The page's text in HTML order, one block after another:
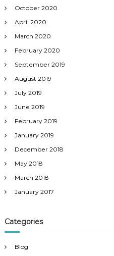
October 2020
April 2020
March 2020
February 2020
September 2019
August 2019
July 2019
June 2019
February 2019
January 2019
December 2018
May 2018
March 2018
January 2017
Categories
Blog